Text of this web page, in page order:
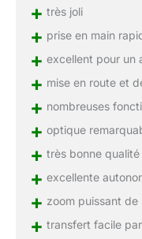
+ très joli
+ prise en main
+ excellent pour un
+ mise en route et
+ nombreuses
+ optique
+ très bonne qualité
+ excellente
+ zoom puissant de
+ transfert facile